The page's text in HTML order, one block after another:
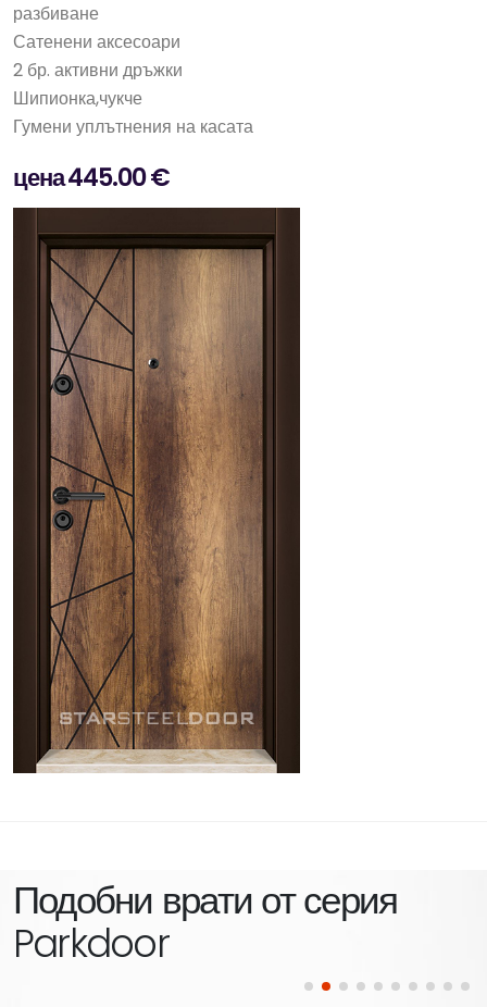
разбиване
Сатенени аксесоари
2 бр. активни дръжки
Шипионка,чукче
Гумени уплътнения на касата
цена 445.00 €
Подобни врати от серия
Parkdoor